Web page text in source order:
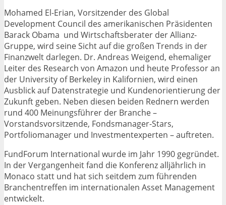
Mohamed El-Erian, Vorsitzender des Global
Development Council des amerikanischen Präsidenten
Barack Obama und Wirtschaftsberater der Allianz-
Gruppe, wird seine Sicht auf die großen Trends in der
Finanzwelt darlegen. Dr. Andreas Weigend, ehemaliger
Leiter des Research von Amazon und heute Professor an
der University of Berkeley in Kalifornien, wird einen
Ausblick auf Datenstrategie und Kundenorientierung der
Zukunft geben. Neben diesen beiden Rednern werden
rund 400 Meinungsführer der Branche –
Vorstandsvorsitzende, Fondsmanager-Stars,
Portfoliomanager und Investmentexperten – auftreten.
FundForum International wurde im Jahr 1990 gegründet.
In der Vergangenheit fand die Konferenz alljährlich in
Monaco statt und hat sich seitdem zum führenden
Branchentreffen im internationalen Asset Management
entwickelt.